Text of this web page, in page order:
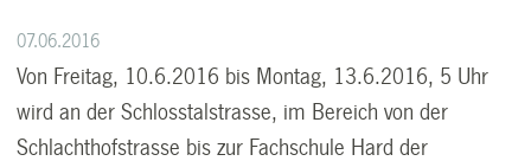
07.06.2016
Von Freitag, 10.6.2016 bis Montag, 13.6.2016, 5 Uhr
wird an der Schlosstalstrasse, im Bereich von der
Schlachthofstrasse bis zur Fachschule Hard der